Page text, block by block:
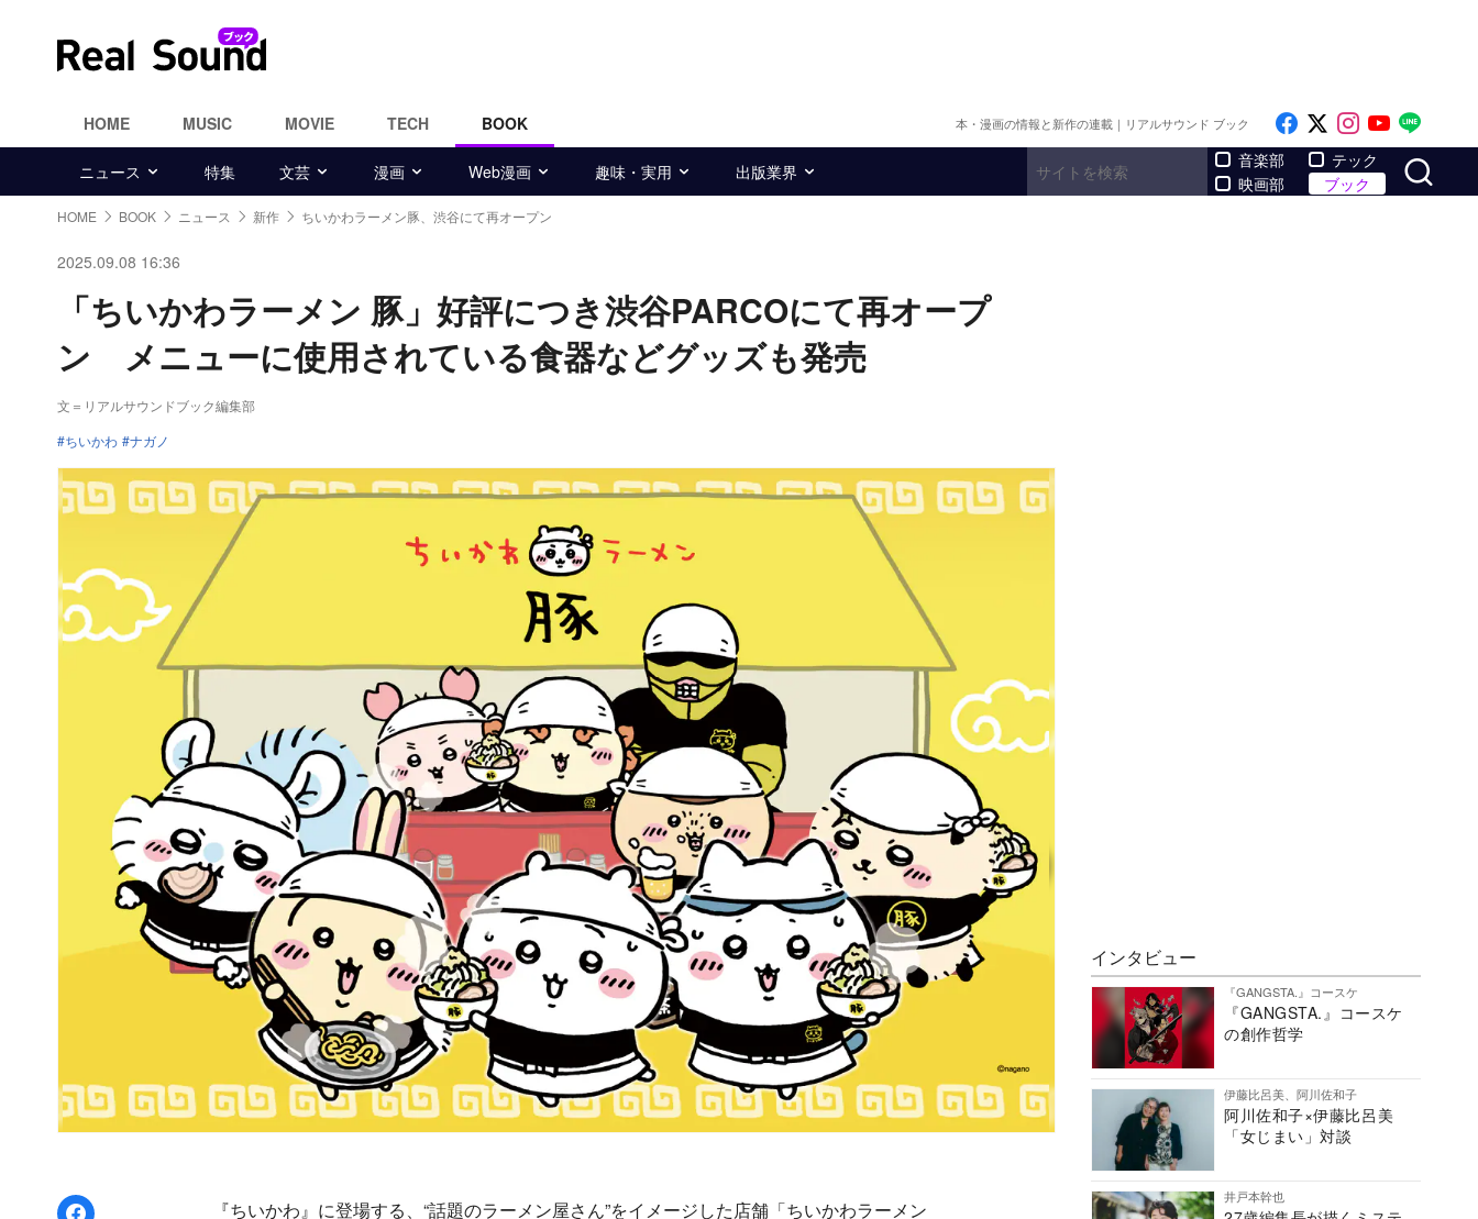
HOME MUSIC MOVIE TECH BOOK 本・漫画の情報と新作の連載｜リアルサウンド ブック Like on Facebook
Follow on x
Follow on
Follow
ニュース 特集 文芸 漫画 Web漫画 趣味・実用 出版業界
音楽部
映画部
テック
ブック
HOME BOOK ニュース 新作 ちいかわラーメン豚、渋谷にて再オープン
2025.09.08 16:36
「ちいかわラーメン 豚」好評につき渋谷PARCOにて再オープ
ン メニューに使用されている食器などグッズも発売
文＝リアルサウンドブック編集部
ちいかわ
ナガノ
Facebookでシェア『ちいかわ』に登場する、“話題のラーメン屋さん”をイメージした店舗「ちいかわラーメン
インタビュー
『GANGSTA.』コースケ
『GANGSTA.』コースケ
の創作哲学
伊藤比呂美、阿川佐和子
阿川佐和子×伊藤比呂美
「女じまい」対談
井戸本幹也